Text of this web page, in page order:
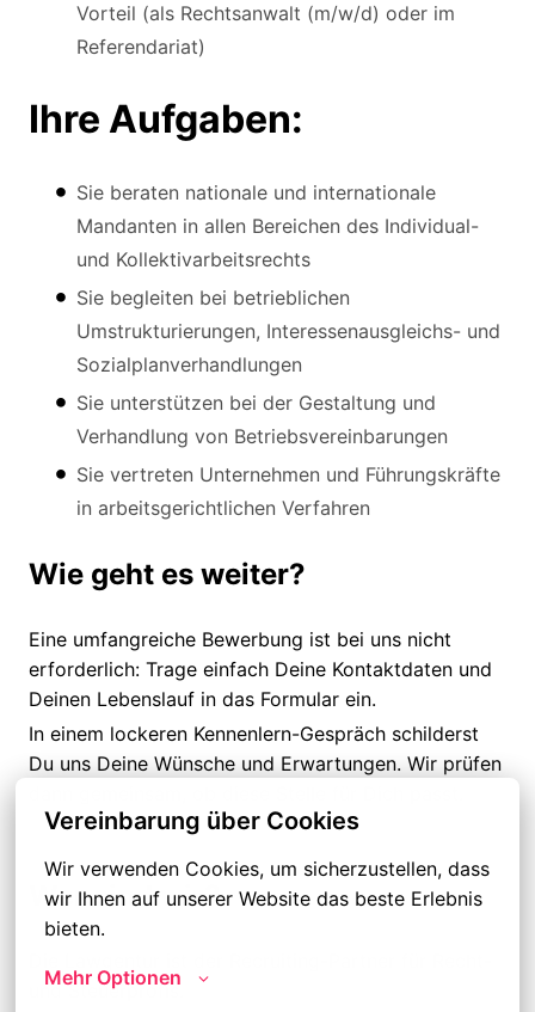
Vereinbarung über Cookies
Wir verwenden Cookies, um sicherzustellen, dass
wir Ihnen auf unserer Website das beste Erlebnis
bieten.
Mehr Optionen
Vorteil (als Rechtsanwalt (m/w/d) oder im
Referendariat)
Ihre Aufgaben:
Sie beraten nationale und internationale
Mandanten in allen Bereichen des Individual-
und Kollektivarbeitsrechts
Sie begleiten bei betrieblichen
Umstrukturierungen, Interessenausgleichs- und
Sozialplanverhandlungen
Sie unterstützen bei der Gestaltung und
Verhandlung von Betriebsvereinbarungen
Sie vertreten Unternehmen und Führungskräfte
in arbeitsgerichtlichen Verfahren
Wie geht es weiter?
Eine umfangreiche Bewerbung ist bei uns nicht
erforderlich: Trage einfach Deine Kontaktdaten und
Deinen Lebenslauf in das Formular ein.
In einem lockeren Kennenlern-Gespräch schilderst
Du uns Deine Wünsche und Erwartungen. Wir prüfen
Wer sind wir?
und Steuerprofis.